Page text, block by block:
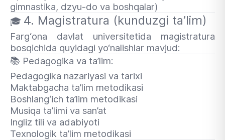
gimnastika, dzyu-do va boshqalar)
🎓 4. Magistratura (kunduzgi ta’lim)
Farg‘ona davlat universitetida magistratura
bosqichida quyidagi yo‘nalishlar mavjud:
📚 Pedagogika va ta’lim:
Pedagogika nazariyasi va tarixi
Maktabgacha ta’lim metodikasi
Boshlang‘ich ta’lim metodikasi
Musiqa ta’limi va san’at
Ingliz tili va adabiyoti
Texnologik ta’lim metodikasi